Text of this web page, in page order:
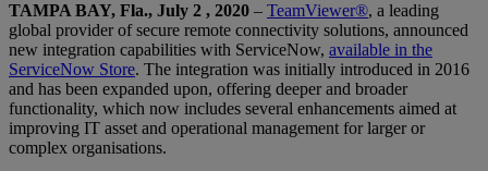
TAMPA BAY, Fla., July 2 , 2020 – TeamViewer®, a leading
global provider of secure remote connectivity solutions, announced
new integration capabilities with ServiceNow, available in the
ServiceNow Store. The integration was initially introduced in 2016
and has been expanded upon, offering deeper and broader
functionality, which now includes several enhancements aimed at
improving IT asset and operational management for larger or
complex organisations.